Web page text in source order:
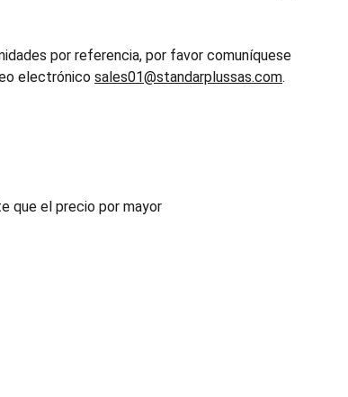
por referencia, por favor comuníquese
electrónico sales01@standarplussas.com.
que el precio por mayor